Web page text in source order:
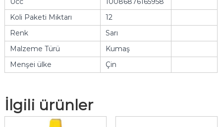
Koli Paketi Miktarı
12
Renk
Sarı
Malzeme Türü
Kumaş
Menşei ülke
Çin
İlgili ürünler